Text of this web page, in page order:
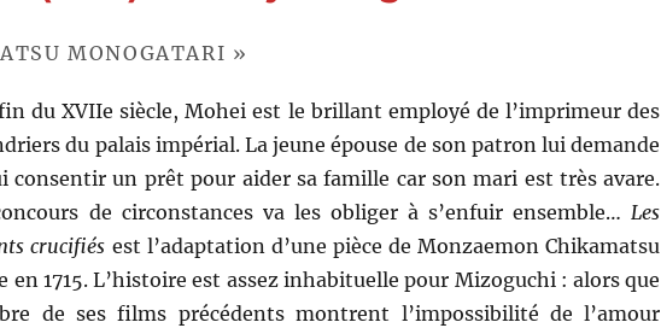
MONOGATARI »
du XVIIe siècle, Mohei est le brillant employé de l’imprimeur des
du palais impérial. La jeune épouse de son patron lui demande
consentir un prêt pour aider sa famille car son mari est très avare.
de circonstances va les obliger à s’enfuir ensemble…Les
crucifiés est l’adaptation d’une pièce de Monzaemon Chikamatsu
en 1715. L’histoire est assez inhabituelle pour Mizoguchi : alors que
de ses films précédents montrent l’impossibilité de l’amour